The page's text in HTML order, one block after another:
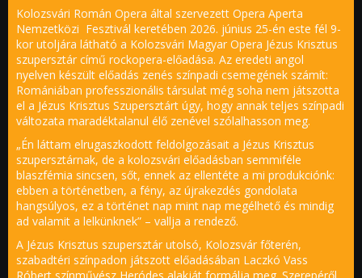
Kolozsvári Román Opera által szervezett Opera Aperta
Nemzetközi Fesztivál keretében 2026. június 25-én este fél 9-
kor utoljára látható a Kolozsvári Magyar Opera Jézus Krisztus
szupersztár című rockopera-előadása. Az eredeti angol
nyelven készült előadás zenés színpadi csemegének számít:
Romániában professzionális társulat még soha nem játszotta
el a Jézus Krisztus Szupersztárt úgy, hogy annak teljes színpadi
változata maradéktalanul élő zenével szólalhasson meg.
„Én láttam elrugaszkodott feldolgozásait a Jézus Krisztus
szupersztárnak, de a kolozsvári előadásban semmiféle
blaszfémia sincsen, sőt, ennek az ellentéte a mi produkciónk:
ebben a történetben, a fény, az újrakezdés gondolata
hangsúlyos, ez a történet nap mint nap megélhető és mindig
ad valamit a lelkünknek” – vallja a rendező.
A Jézus Krisztus szupersztár utolsó, Kolozsvár főterén,
szabadtéri színpadon játszott előadásában Laczkó Vass